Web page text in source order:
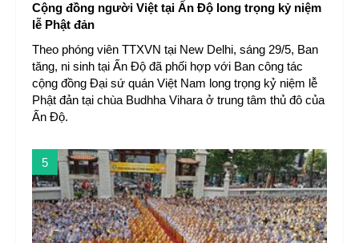
Cộng đồng người Việt tại Ấn Độ long trọng kỷ niệm
lễ Phật đản
Theo phóng viên TTXVN tại New Delhi, sáng 29/5, Ban
tăng, ni sinh tại Ấn Độ đã phối hợp với Ban công tác
cộng đồng Đại sứ quán Việt Nam long trọng kỷ niệm lễ
Phật đản tại chùa Budhha Vihara ở trung tâm thủ đô của
Ấn Độ.
5